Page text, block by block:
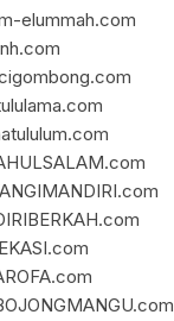
elummah.com